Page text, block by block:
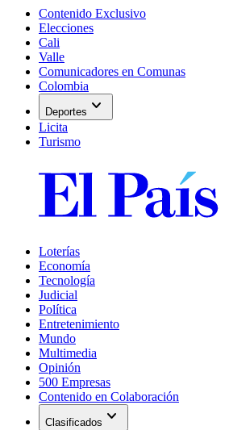
Contenido Exclusivo
Elecciones
Cali
Valle
Comunicadores en Comunas
Colombia
Deportes expand_more
Licita
Turismo
Loterías
Economía
Tecnología
Judicial
Política
Entretenimiento
Mundo
Multimedia
Opinión
500 Empresas
Contenido en Colaboración
Clasificados expand_more